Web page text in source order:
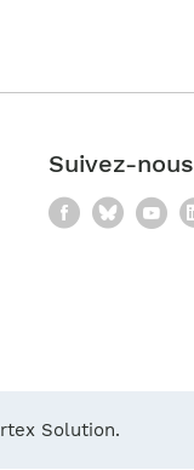
Suivez-
Solution.